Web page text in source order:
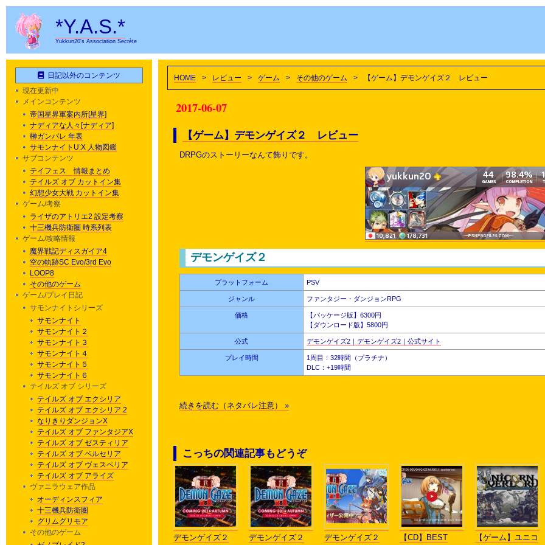
*Y.A.S.*
Yukkun20's Association Secrète
HOME > レビュー > ゲーム > その他のゲーム > 【ゲーム】デモンゲイズ２ レビュー
2017-06-07
【ゲーム】デモンゲイズ２ レビュー
DRPGのストーリーなんて飾りです。
デモンゲイズ２
プラットフォーム PSV
ジャンル ファンタジー・ダンジョンRPG
価格
【パッケージ版】6300円
【ダウンロード版】5800円
公式 デモンゲイズ2｜デモンゲイズ2｜公式サイト
プレイ時間
1周目：32時間（プラチナ）
DLC：+19時間
続きを読む（ネタバレ注意） »
こっちの関連記事もどうぞ
デモンゲイズ２
デモンゲイズ２
デモンゲイズ２
【CD】BEST
【ゲーム】ユニコ
日記以外のコンテンツ
現在更新中
メインコンテンツ
帝国星界軍案内所[星界]
ナディアな人々[ナディア]
榊ガンパレ 年表
サモンナイトU:X 人物図鑑
サブコンテンツ
テイフェス 情報まとめ
テイルズ オブ カットイン集
幻想少女大戦 カットイン集
ゲーム/考察
ライザのアトリエ2 設定考察
十三機兵防衛圏 時系列表
ゲーム/攻略情報
魔界戦記ディスガイア4
空の軌跡SC Evo/3rd Evo
LOOP8
その他のゲーム
ゲーム/プレイ日記
サモンナイトシリーズ
サモンナイト
サモンナイト２
サモンナイト３
サモンナイト４
サモンナイト５
サモンナイト６
テイルズ オブ シリーズ
テイルズ オブ エクシリア
テイルズ オブ エクシリア 2
なりきりダンジョンX
テイルズ オブ ファンタジアX
テイルズ オブ ゼスティリア
テイルズ オブ ベルセリア
テイルズ オブ ヴェスペリア
テイルズ オブ アライズ
ヴァニラウェア作品
オーディンスフィア
十三機兵防衛圏
グリムグリモア
その他のゲーム